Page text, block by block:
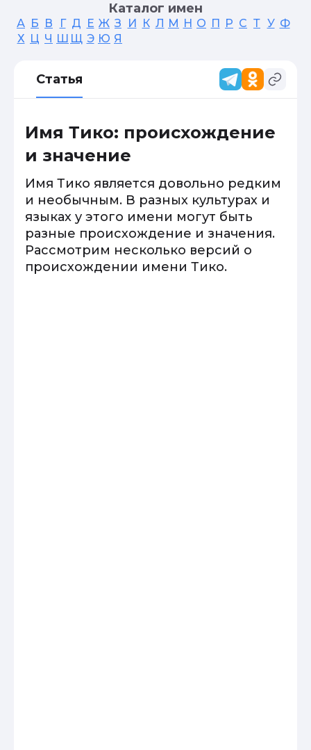
Каталог имен
А Б В Г Д Е Ж З И К Л М Н О П Р С Т У Ф
Х Ц Ч Ш Щ Э Ю Я
Статья
Имя Тико: происхождение
и значение
Имя Тико является довольно редким
и необычным. В разных культурах и
языках у этого имени могут быть
разные происхождение и значения.
Рассмотрим несколько версий о
происхождении имени Тико.